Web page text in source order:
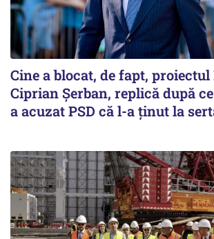
Cine a blocat, de fapt, proiectul
Ciprian Șerban, replică după
a acuzat PSD că l-a ținut la